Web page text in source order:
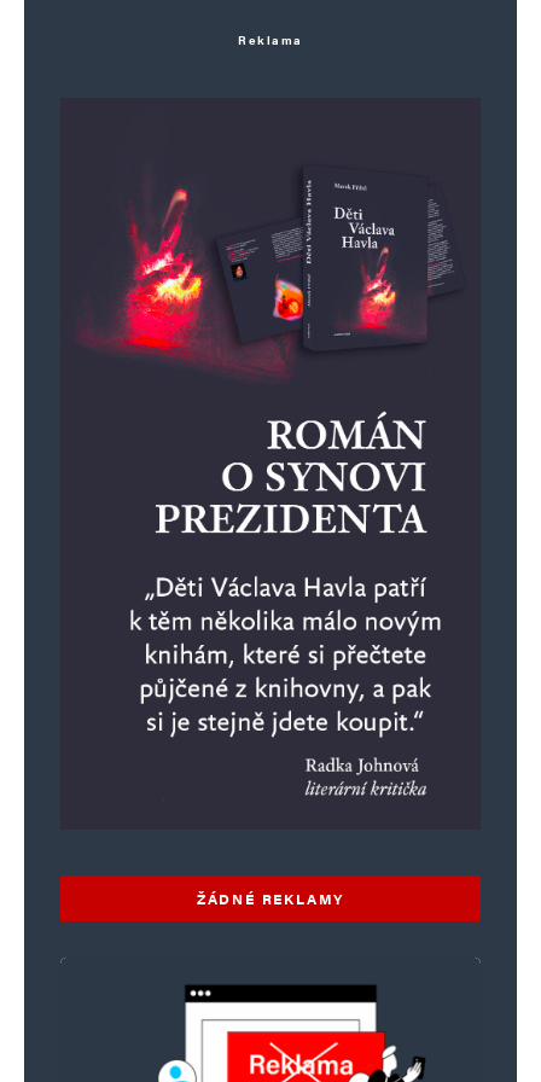
14. 3. 2024 (21:39)
Ryby smrdí od hlavy. Hnůj je třeba vykydat!
Napsat komentář
Vaše e-mailová adresa nebude zveřejněna. Vyžadované informace jsou
Uložit do prohlížeče jméno, e-mail a webovou stránku pro budoucí
Reklama
ŽÁDNÉ REKLAMY